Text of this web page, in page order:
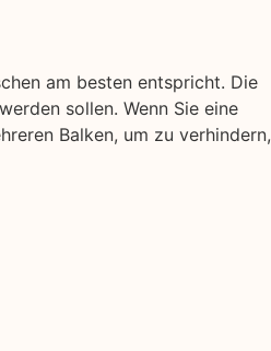
am besten entspricht. Die
sollen. Wenn Sie eine
Balken, um zu verhindern,